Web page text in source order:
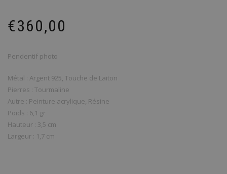
€360,00
Pendentif photo
Métal : Argent 925, Touche de Laiton
Pierres : Tourmaline
Autre : Peinture acrylique, Résine
Poids : 6,1 gr
Hauteur : 3,5 cm
Largeur : 1,7 cm